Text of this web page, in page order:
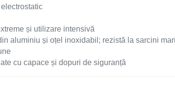
și utilizare intensivă
aluminiu și oțel inoxidabil; rezistă la sarcini mari
cu capace și dopuri de siguranță